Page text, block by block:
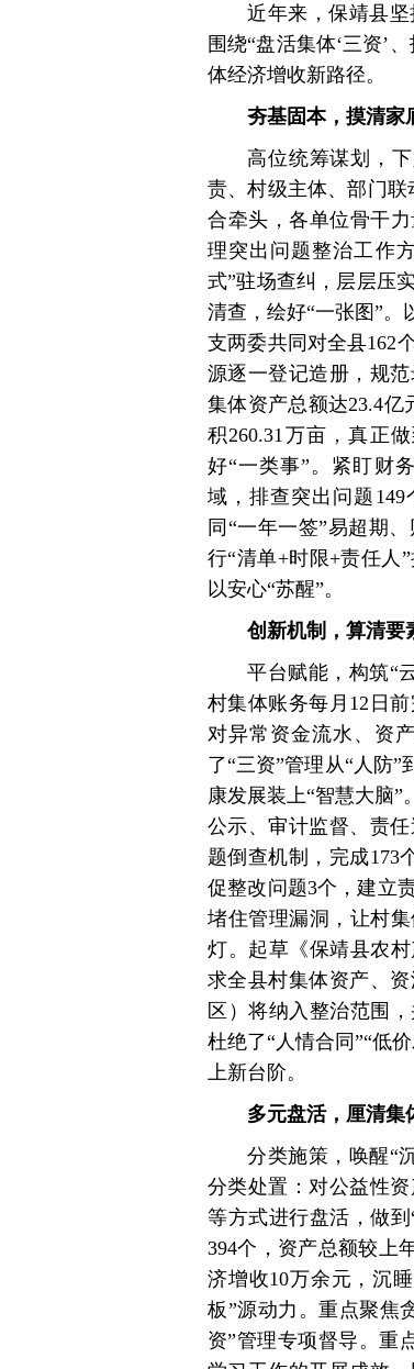
近年来，保靖县
围绕“盘活集体‘三资’
体经济增收新路径。
夯基固本，摸清家
高位统筹谋划，
责、村级主体、部门
合牵头，各单位骨干
理突出问题整治工作
式”驻场查纠，层层压
清查，绘好“一张图”。
支两委共同对全县162
源逐一登记造册，规
集体资产总额达23.4亿
积260.31万亩，真正
好“一类事”。紧盯财
域，排查突出问题
同“一年一签”易超期
行“清单+时限+责任人
以安心“苏醒”。
创新机制，算清要
平台赋能，构筑“
村集体账务每月12日
对异常资金流水、资
了“三资”管理从“人防
康发展装上“智慧大脑
公示、审计监督、责
题倒查机制，完成173
促整改问题3个，建立
堵住管理漏洞，让村
灯。起草《保靖县农
求全县村集体资产、
区）将纳入整治范围
杜绝了“人情合同”“低
上新台阶。
多元盘活，厘清集
分类施策，唤醒“
分类处置：对公益性
等方式进行盘活，做
394个，资产总额较上
济增收10万余元，沉
板”源动力。重点聚焦
资”管理专项督导。重